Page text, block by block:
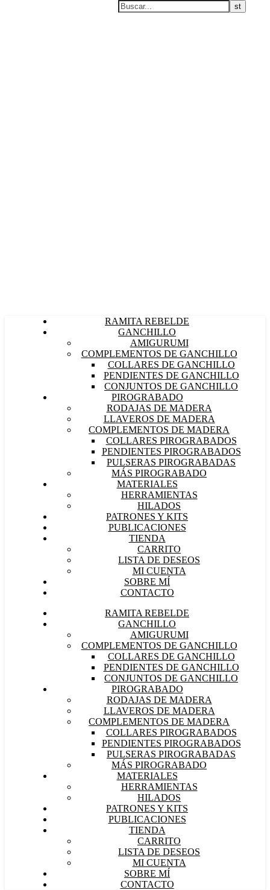
RAMITA REBELDE
GANCHILLO
AMIGURUMI
COMPLEMENTOS DE GANCHILLO
COLLARES DE GANCHILLO
PENDIENTES DE GANCHILLO
CONJUNTOS DE GANCHILLO
PIROGRABADO
RODAJAS DE MADERA
LLAVEROS DE MADERA
COMPLEMENTOS DE MADERA
COLLARES PIROGRABADOS
PENDIENTES PIROGRABADOS
PULSERAS PIROGRABADAS
MÁS PIROGRABADO
MATERIALES
HERRAMIENTAS
HILADOS
PATRONES Y KITS
PUBLICACIONES
TIENDA
CARRITO
LISTA DE DESEOS
MI CUENTA
SOBRE MÍ
CONTACTO
RAMITA REBELDE
GANCHILLO
AMIGURUMI
COMPLEMENTOS DE GANCHILLO
COLLARES DE GANCHILLO
PENDIENTES DE GANCHILLO
CONJUNTOS DE GANCHILLO
PIROGRABADO
RODAJAS DE MADERA
LLAVEROS DE MADERA
COMPLEMENTOS DE MADERA
COLLARES PIROGRABADOS
PENDIENTES PIROGRABADOS
PULSERAS PIROGRABADAS
MÁS PIROGRABADO
MATERIALES
HERRAMIENTAS
HILADOS
PATRONES Y KITS
PUBLICACIONES
TIENDA
CARRITO
LISTA DE DESEOS
MI CUENTA
SOBRE MÍ
CONTACTO